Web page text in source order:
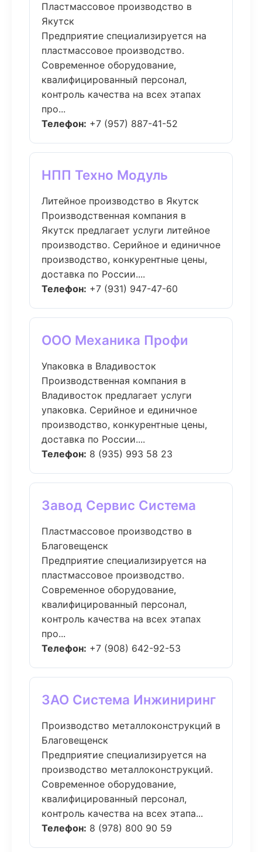
Пластмассовое производство в
Якутск
Предприятие специализируется на
пластмассовое производство.
Современное оборудование,
квалифицированный персонал,
контроль качества на всех этапах
про...
Телефон: +7 (957) 887-41-52
НПП Техно Модуль
Литейное производство в Якутск
Производственная компания в
Якутск предлагает услуги литейное
производство. Серийное и единичное
производство, конкурентные цены,
доставка по России....
Телефон: +7 (931) 947-47-60
ООО Механика Профи
Упаковка в Владивосток
Производственная компания в
Владивосток предлагает услуги
упаковка. Серийное и единичное
производство, конкурентные цены,
доставка по России....
Телефон: 8 (935) 993 58 23
Завод Сервис Система
Пластмассовое производство в
Благовещенск
Предприятие специализируется на
пластмассовое производство.
Современное оборудование,
квалифицированный персонал,
контроль качества на всех этапах
про...
Телефон: +7 (908) 642-92-53
ЗАО Система Инжиниринг
Производство металлоконструкций в
Благовещенск
Предприятие специализируется на
производство металлоконструкций.
Современное оборудование,
квалифицированный персонал,
контроль качества на всех этапа...
Телефон: 8 (978) 800 90 59